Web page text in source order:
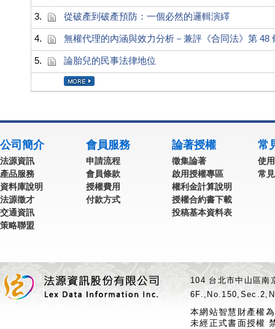
3. 從破產到破產預防：一個必然的邏輯演繹
4. 無權代理的內涵與效力分析－兼評《合同法》第 48
5. 論胎兒的民事法律地位
公司簡介
法源資訊
產品服務
資料庫說明
法源徵才
交通資訊
策略聯盟
會員服務
申請流程
會員條款
授權費用
付款方式
論著授權
徵集論著
啟用授權專區
權利金計算說明
授權合約書下載
投稿基本資料表
常
使
常
104 台北市中山區
本網站智慧財產權
未經正式書面授權